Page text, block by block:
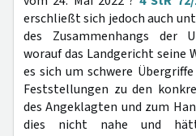
erschließt sich jedoch auch
des Zusammenhangs der
worauf das Landgericht seine
es sich um schwere
Feststellungen zu den
des Angeklagten und zum
dies nicht nahe und